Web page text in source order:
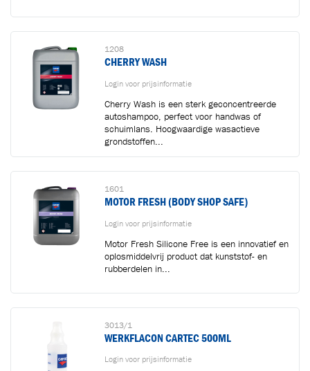
1208
CHERRY WASH
Login voor prijsinformatie
Cherry Wash is een sterk geconcentreerde
autoshampoo, perfect voor handwas of
schuimlans. Hoogwaardige wasactieve
grondstoffen...
1601
MOTOR FRESH (BODY SHOP SAFE)
Login voor prijsinformatie
Motor Fresh Silicone Free is een innovatief en
oplosmiddelvrij product dat kunststof- en
rubberdelen in...
3013/1
WERKFLACON CARTEC 500ML
Login voor prijsinformatie
Toegevoegd aan winkelwagen
VERDER WINKELEN Ga naar winkelwagen